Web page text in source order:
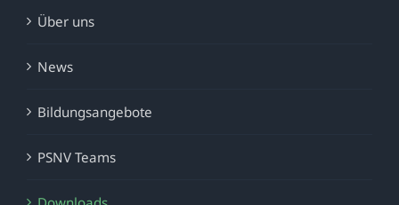
Über uns
News
Bildungsangebote
PSNV Teams